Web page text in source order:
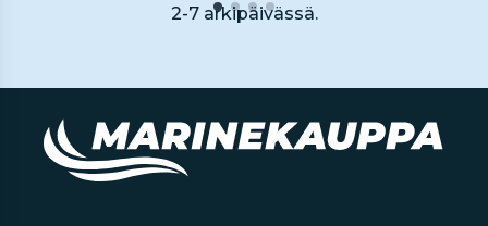
2-7 arkipäivässä.